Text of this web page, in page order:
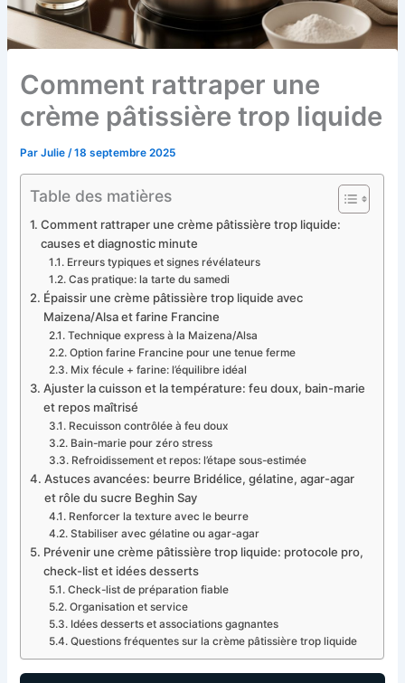
Comment rattraper une
crème pâtissière trop liquide
ParJulie /18 septembre 2025
Table des matières
Comment rattraper une crème pâtissière trop liquide:
causes et diagnostic minute
Erreurs typiques et signes révélateurs
Cas pratique: la tarte du samedi
Épaissir une crème pâtissière trop liquide avec
Maizena/Alsa et farine Francine
Technique express à la Maizena/Alsa
Option farine Francine pour une tenue ferme
Mix fécule + farine: l’équilibre idéal
Ajuster la cuisson et la température: feu doux, bain-marie
et repos maîtrisé
Recuisson contrôlée à feu doux
Bain-marie pour zéro stress
Refroidissement et repos: l’étape sous-estimée
Astuces avancées: beurre Bridélice, gélatine, agar-agar
et rôle du sucre Beghin Say
Renforcer la texture avec le beurre
Stabiliser avec gélatine ou agar-agar
Prévenir une crème pâtissière trop liquide: protocole pro,
check-list et idées desserts
Check-list de préparation fiable
Organisation et service
Idées desserts et associations gagnantes
Questions fréquentes sur la crème pâtissière trop liquide